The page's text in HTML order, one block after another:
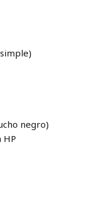
negro)
HP